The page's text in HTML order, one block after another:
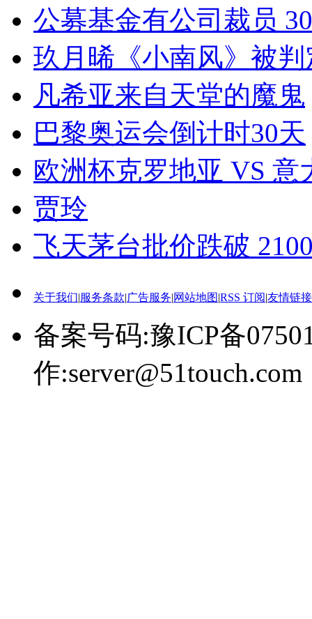
公募基金有公司裁员
玖月晞《小南风》被
凡希亚来自天堂的魔鬼
巴黎奥运会倒计时30天
欧洲杯克罗地亚 VS 意
贾玲
飞天茅台批价跌破
关于我们|服务条款|广告服务|网站地图|RSS 订阅|友情链接
备案号码:豫ICP备
作:server@51touch.com